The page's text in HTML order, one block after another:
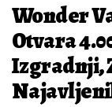
Wonder
Otvara
Izgradnji,